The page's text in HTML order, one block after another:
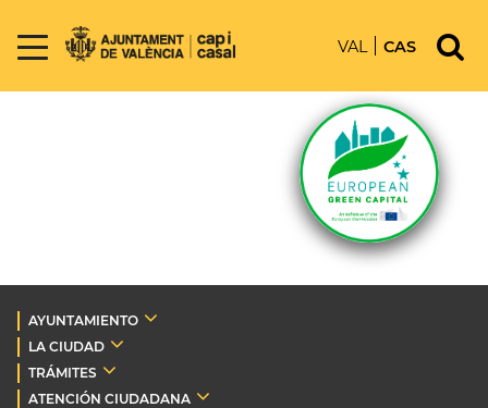
VAL CAS
AYUNTAMIENTO
LA CIUDAD
TRÁMITES
ATENCIÓN CIUDADANA